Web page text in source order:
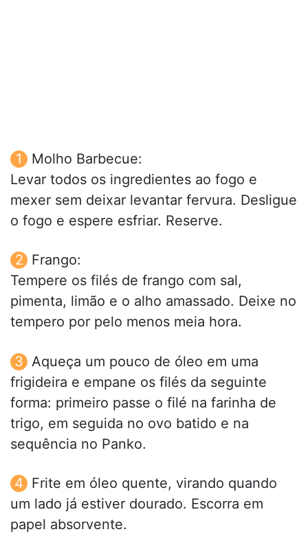
Molho Barbecue:
Levar todos os ingredientes ao fogo e
mexer sem deixar levantar fervura. Desligue
o fogo e espere esfriar. Reserve.
Frango:
Tempere os filés de frango com sal,
pimenta, limão e o alho amassado. Deixe no
tempero por pelo menos meia hora.
Aqueça um pouco de óleo em uma
frigideira e empane os filés da seguinte
forma: primeiro passe o filé na farinha de
trigo, em seguida no ovo batido e na
sequência no Panko.
Frite em óleo quente, virando quando
um lado já estiver dourado. Escorra em
papel absorvente.